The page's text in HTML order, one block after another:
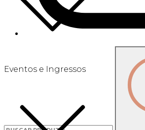
Eventos e Ingressos